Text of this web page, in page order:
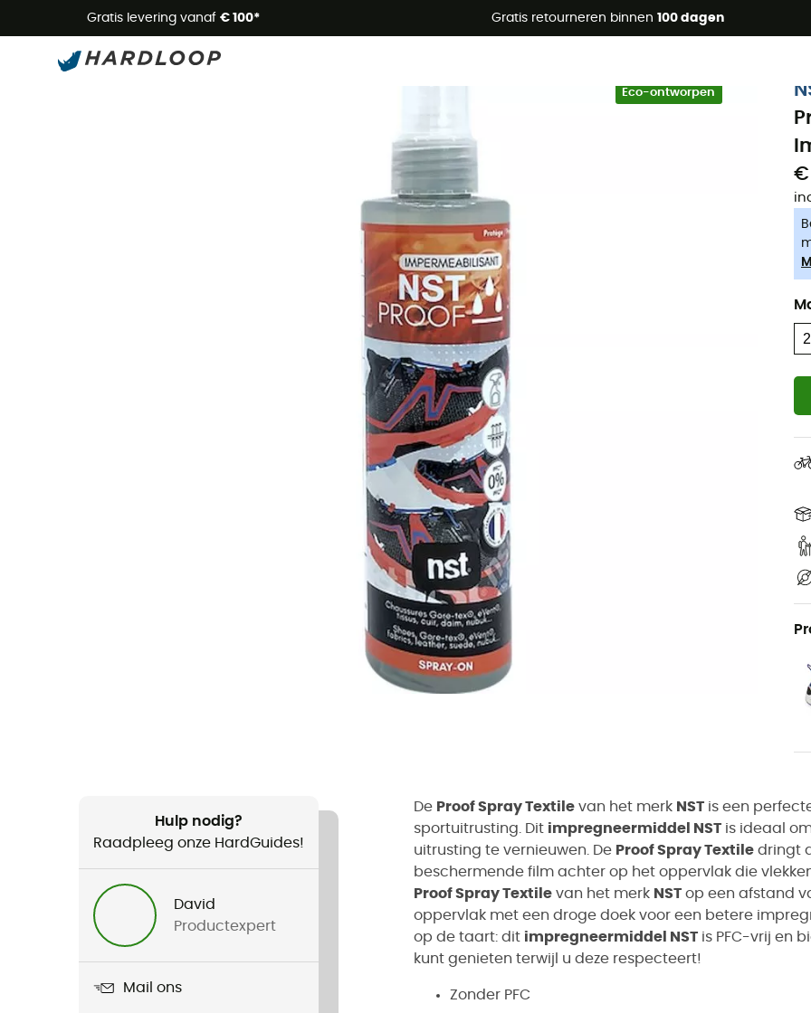
Gratis levering vanaf € 100* Gratis retourneren binnen 100 dagen
Zomeraanbiedingen 🔥 -5% EXTRA vanaf 2 producten* met code
Eco-ontworpen
€
Hulp nodig?
Raadpleeg onze HardGuides!
David
Productexpert
Mail ons
De Proof Spray Textile van het merk NST is een
sportuitrusting. Dit impregneermiddel NST is ideaal
uitrusting te vernieuwen. De Proof Spray Textile dringt
beschermende film achter op het oppervlak die
Proof Spray Textile van het merk NST op een afstand
oppervlak met een droge doek voor een betere
op de taart: dit impregneermiddel NST is PFC-vrij en
kunt genieten terwijl u deze respecteert!
Zonder PFC